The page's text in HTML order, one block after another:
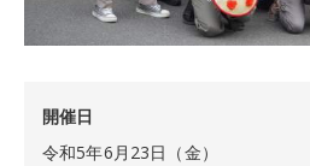
開催日
令和5年6月23日（金）